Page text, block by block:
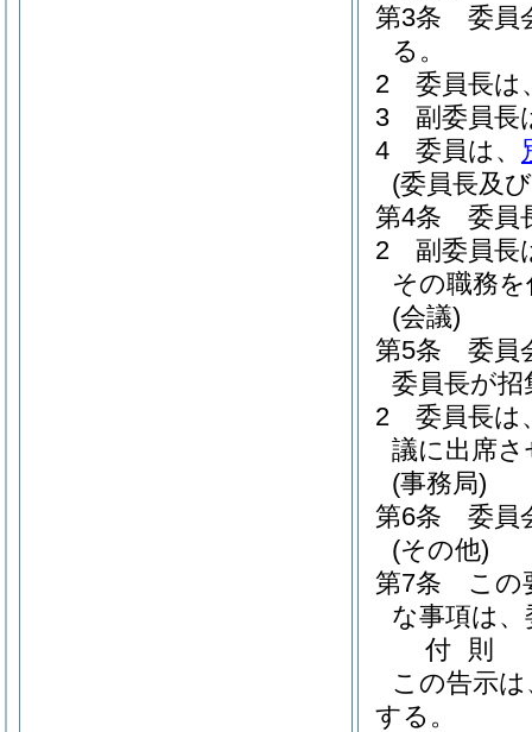
第3条
委員
る。
2
委員長は
3
副委員長
4
委員は、
(委員長及
第4条
委員
2
副委員長
その職務
(会議)
第5条
委員
委員長が
2
委員長は
議に出席
(事務局)
第6条
委員
(その他)
第7条
この
な事項は
付 則
この告示
する。